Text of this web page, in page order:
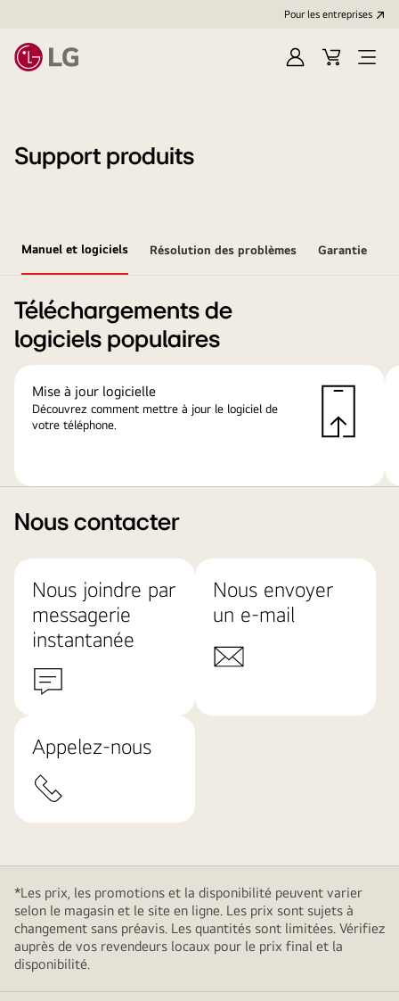
Pour les entreprises
Se
Panier
Support produits
Manuel et logiciels Résolution des problèmes Garantie
Téléchargements de
logiciels populaires
Mise à jour logicielle
Découvrez comment mettre à jour le logiciel de
votre téléphone.
Nous contacter
Nous joindre par
messagerie
instantanée
Nous envoyer
un e-mail
Appelez-nous
*Les prix, les promotions et la disponibilité peuvent varier
selon le magasin et le site en ligne. Les prix sont sujets à
changement sans préavis. Les quantités sont limitées. Vérifiez
auprès de vos revendeurs locaux pour le prix final et la
disponibilité.